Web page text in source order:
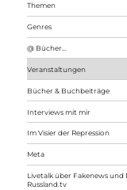
Themen
Genres
@ Bücher…
Veranstaltungen
Bücher & Buchbeiträge
Interviews mit mir
Im Visier der Repression
Meta
Livetalk über Fakenews
Russland.tv